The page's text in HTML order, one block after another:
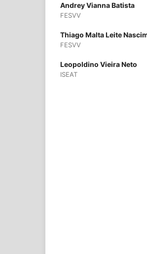
Andrey Vianna Batista
FESVV
Thiago Malta Leite
FESVV
Leopoldino Vieira Neto
ISEAT